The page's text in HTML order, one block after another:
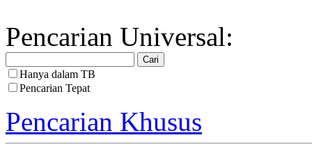
Pencarian Universal:
Hanya dalam TB
Pencarian Tepat
Pencarian Khusus